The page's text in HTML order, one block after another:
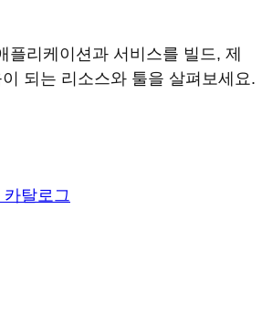
플리케이션과 서비스를 빌드, 제
되는 리소스와 툴을 살펴보세요.
탈로그